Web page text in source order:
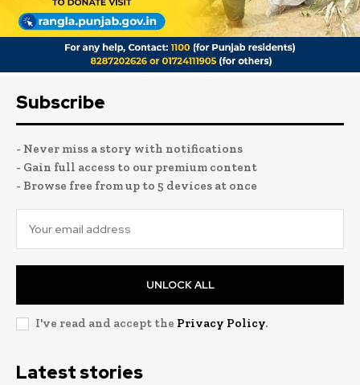
Subscribe
- Never miss a story with notifications
- Gain full access to our premium content
- Browse free from up to 5 devices at once
UNLOCK ALL
I've read and accept the Privacy Policy.
Latest stories